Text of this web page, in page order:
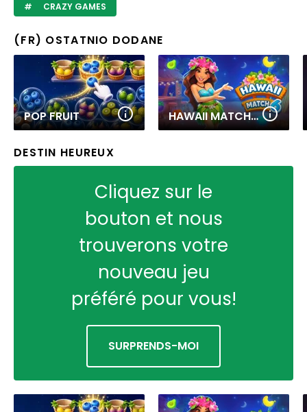
CRAZY GAMES
(FR) OSTATNIO DODANE
POP FRUIT HAWAII MATCH 6
DESTIN HEUREUX
Cliquez sur le
bouton et nous
trouverons votre
nouveau jeu
préféré pour vous!
SURPRENDS-MOI